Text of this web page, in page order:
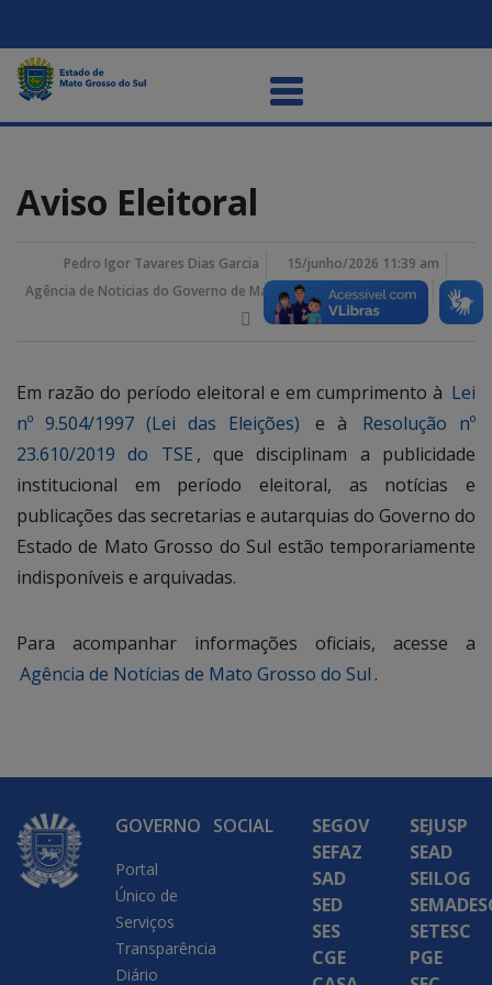
Aviso Eleitoral
Pedro Igor Tavares Dias Garcia
15/junho/2026 11:39 am
Agência de Noticias do Governo de Mato Grosso do Sul
Em razão do período eleitoral e em cumprimento à Lei
nº 9.504/1997 (Lei das Eleições)
e à
Resolução nº
23.610/2019 do TSE , que disciplinam a publicidade
institucional em período eleitoral, as notícias e
publicações das secretarias e autarquias do Governo do
Estado de Mato Grosso do Sul estão temporariamente
indisponíveis e arquivadas.
Para acompanhar informações oficiais, acesse a
Agência de Notícias de Mato Grosso do Sul .
GOVERNO
Portal
Único de
Serviços
Transparência
Diário
SOCIAL
SEGOV
SEFAZ
SAD
SED
SES
CGE
SEJUSP
SEAD
SEILOG
SETESC
PGE